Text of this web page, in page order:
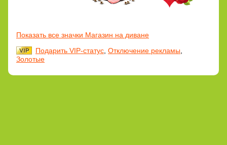
Показать все значки Магазин на диване
Подарить VIP-статус Отключение рекламы
Золотые